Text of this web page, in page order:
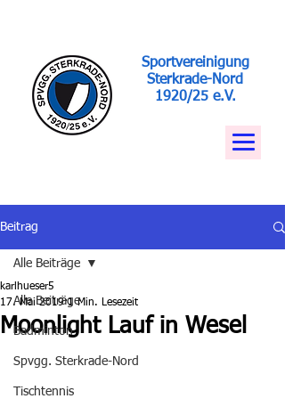
Sportvereinigung
Sterkrade-Nord
1920/25 e.V.
Beitrag
Alle Beiträge
Badminton
Spvgg. Sterkrade-Nord
Tischtennis
Alle Beiträge
Moonlight Lauf in Wesel
karlhueser5
17. Mai 2019 1 Min. Lesezeit